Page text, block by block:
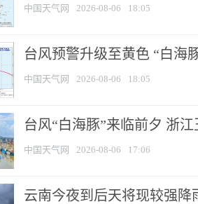
中国天气网 2026-08-06 18:05
台风预警升级至黄色 “白海
中国天气网 2026-08-06 18:05
台风“白海豚”来临前夕 浙
中国天气网 2026-08-06 17:06
云南今夜到后天将现较强降